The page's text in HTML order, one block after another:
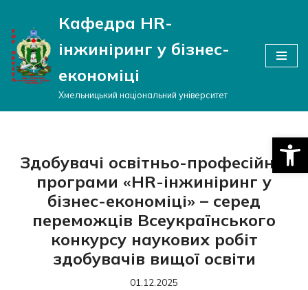
Перейти
до
вмісту
Кафедра HR-
інжиніринг у бізнес-
економіці
Хмельницький національний університет
Здобувачі освітньо-професійної
програми «HR-інжиніринг у
бізнес-економіці» – серед
переможців Всеукраїнського
конкурсу наукових робіт
здобувачів вищої освіти
01.12.2025